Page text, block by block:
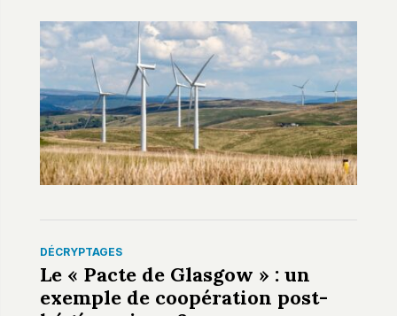
DÉCRYPTAGES
Le « Pacte de Glasgow » : un
exemple de coopération post-